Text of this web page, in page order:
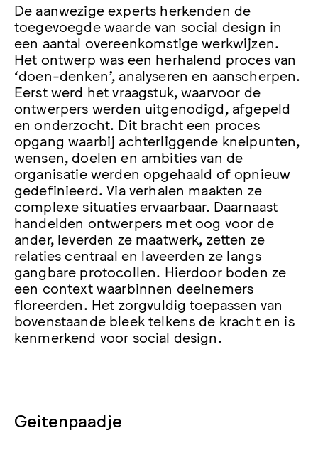
De aanwezige experts herkenden de
toegevoegde waarde van social design in
een aantal overeenkomstige werkwijzen.
Het ontwerp was een herhalend proces van
‘doen-denken’, analyseren en aanscherpen.
Eerst werd het vraagstuk, waarvoor de
ontwerpers werden uitgenodigd, afgepeld
en onderzocht. Dit bracht een proces
opgang waarbij achterliggende knelpunten,
wensen, doelen en ambities van de
organisatie werden opgehaald of opnieuw
gedefinieerd. Via verhalen maakten ze
complexe situaties ervaarbaar. Daarnaast
handelden ontwerpers met oog voor de
ander, leverden ze maatwerk, zetten ze
relaties centraal en laveerden ze langs
gangbare protocollen. Hierdoor boden ze
een context waarbinnen deelnemers
floreerden. Het zorgvuldig toepassen van
bovenstaande bleek telkens de kracht en is
kenmerkend voor social design.
Geitenpaadje